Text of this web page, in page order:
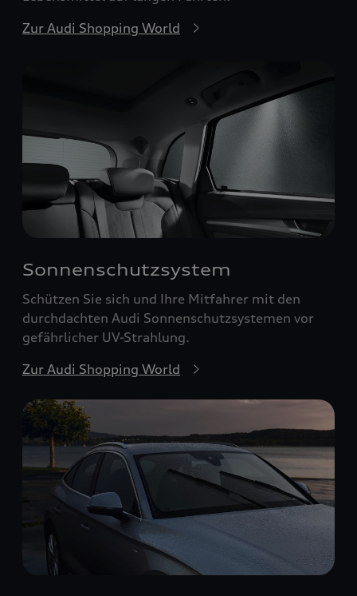
Zur Audi Shopping World
Sonnenschutzsystem
Schützen Sie sich und Ihre Mitfahrer mit den
durchdachten Audi Sonnenschutzsystemen vor
gefährlicher UV-Strahlung.
Zur Audi Shopping World